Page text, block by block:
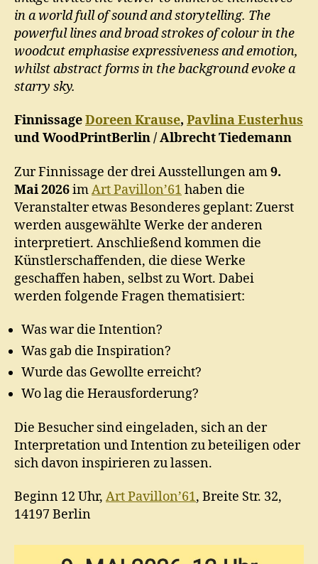
in a world full of sound and storytelling. The
powerful lines and broad strokes of colour in the
woodcut emphasise expressiveness and emotion,
whilst abstract forms in the background evoke a
starry sky.
FinnissageDoreen Krause, Pavlina Eusterhus
und WoodPrintBerlin / Albrecht Tiedemann
Zur Finnissage der drei Ausstellungen am9.
Mai 2026imArt Pavillon’61 haben die
Veranstalter etwas Besonderes geplant: Zuerst
werden ausgewählte Werke der anderen
interpretiert. Anschließend kommen die
Künstlerschaffenden, die diese Werke
geschaffen haben, selbst zu Wort. Dabei
werden folgende Fragen thematisiert:
Was war die Intention?
Was gab die Inspiration?
Wurde das Gewollte erreicht?
Wo lag die Herausforderung?
Die Besucher sind eingeladen, sich an der
Interpretation und Intention zu beteiligen oder
sich davon inspirieren zu lassen.
Beginn 12 Uhr, Art Pavillon’61, Breite Str. 32,
14197 Berlin